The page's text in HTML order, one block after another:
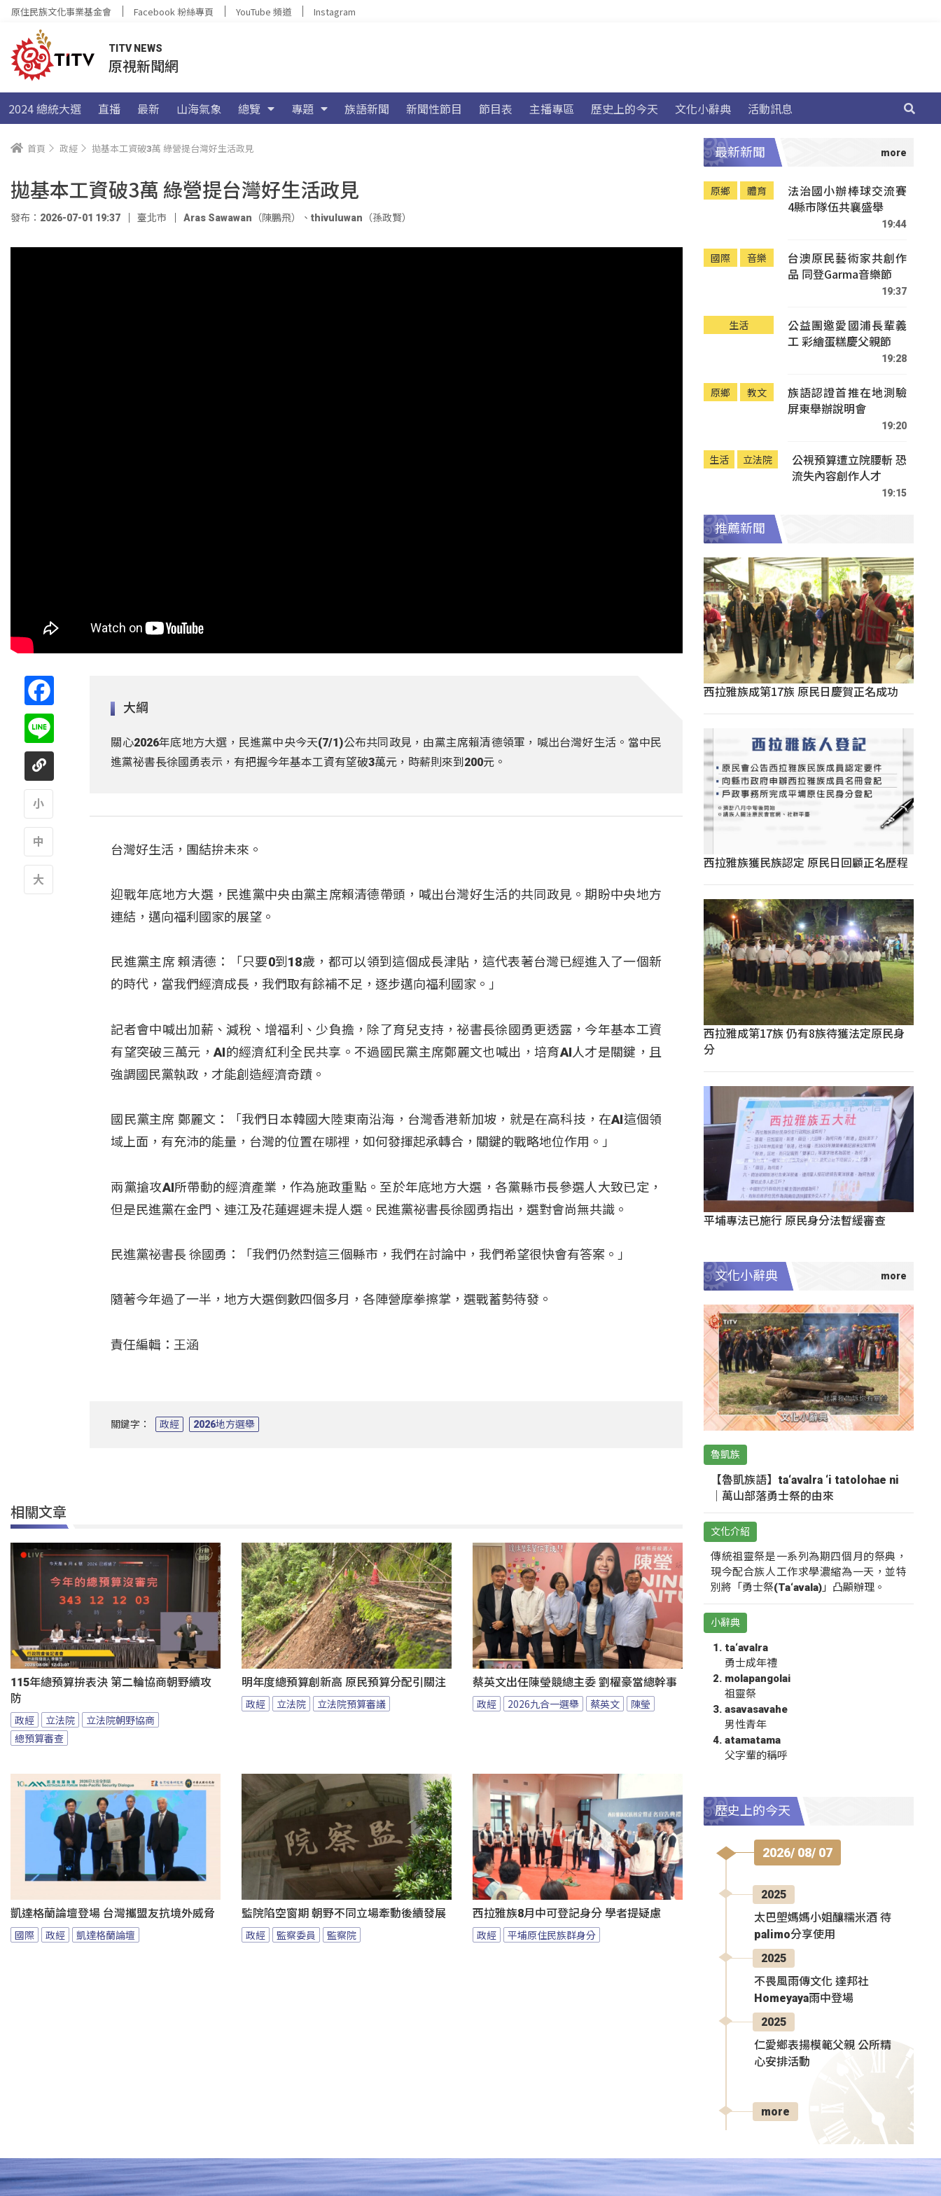
原住民族文化事業基金會 Facebook 粉絲專頁 YouTube 頻道 Instagram
TITV NEWS
原視新聞網
2024 總統大選 直播 最新 山海氣象 總覽 專題 族語新聞 新聞性節目 節目表 主播專區 歷史上的今天 文化小辭典 活動訊息
首頁 政經 拋基本工資破3萬 綠營提台灣好生活政見
拋基本工資破3萬 綠營提台灣好生活政見
發布：2026-07-01 19:37 臺北市 Aras Sawawan（陳鵬飛） 、 thivuluwan（孫政賢）
大綱
關心2026年底地方大選，民進黨中央今天(7/1)公布共同政見，由黨主席賴清德領軍，喊出台灣好生活。當中民
進黨祕書長徐國勇表示，有把握今年基本工資有望破3萬元，時薪則來到200元。
台灣好生活，團結拚未來。
迎戰年底地方大選，民進黨中央由黨主席賴清德帶頭，喊出台灣好生活的共同政見。期盼中央地方
連結，邁向福利國家的展望。
民進黨主席 賴清德：「只要0到18歲，都可以領到這個成長津貼，這代表著台灣已經進入了一個新
的時代，當我們經濟成長，我們取有餘補不足，逐步邁向福利國家。」
記者會中喊出加薪、減稅、增福利、少負擔，除了育兒支持，祕書長徐國勇更透露，今年基本工資
有望突破三萬元，AI的經濟紅利全民共享。不過國民黨主席鄭麗文也喊出，培育AI人才是關鍵，且
強調國民黨執政，才能創造經濟奇蹟。
國民黨主席 鄭麗文：「我們日本韓國大陸東南沿海，台灣香港新加坡，就是在高科技，在AI這個領
域上面，有充沛的能量，台灣的位置在哪裡，如何發揮起承轉合，關鍵的戰略地位作用。」
兩黨搶攻AI所帶動的經濟產業，作為施政重點。至於年底地方大選，各黨縣市長參選人大致已定，
但是民進黨在金門、連江及花蓮遲遲未提人選。民進黨祕書長徐國勇指出，選對會尚無共識。
民進黨祕書長 徐國勇：「我們仍然對這三個縣市，我們在討論中，我們希望很快會有答案。」
隨著今年過了一半，地方大選倒數四個多月，各陣營摩拳擦掌，選戰蓄勢待發。
責任編輯：王涵
關鍵字： 政經 2026地方選舉
相關文章
115年總預算拚表決 第二輪協商朝野續攻
防
政經 立法院
立法院朝野協商
總預算審查
明年度總預算創新高 原民預算分配引關注
政經 立法院 立法院預算審議
蔡英文出任陳瑩競總主委 劉櫂豪當總幹事
政經 2026九合一選舉 蔡英文 陳瑩
凱達格蘭論壇登場 台灣攜盟友抗境外威脅
國際 政經 凱達格蘭論壇
監院陷空窗期 朝野不同立場牽動後續發展
政經 監察委員 監察院
西拉雅族8月中可登記身分 學者提疑慮
政經 平埔原住民族群身分
最新新聞
原鄉 體育
法治國小辦棒球交流賽
4縣市隊伍共襄盛舉
19:44
國際 音樂
台澳原民藝術家共創作
品 同登Garma音樂節
19:37
生活
公益團邀愛國浦長輩義
工 彩繪蛋糕慶父親節
19:28
原鄉 教文
族語認證首推在地測驗
屏東舉辦說明會
19:20
生活 立法院
公視預算遭立院腰斬 恐
流失內容創作人才
19:15
推薦新聞
西拉雅族成第17族 原民日慶賀正名成功
西拉雅族獲民族認定 原民日回顧正名歷程
西拉雅成第17族 仍有8族待獲法定原民身
分
平埔專法已施行 原民身分法暫緩審查
文化小辭典
魯凱族
【魯凱族語】ta‘avalra ‘i tatolohae ni
｜萬山部落勇士祭的由來
文化介紹
傳統祖靈祭是一系列為期四個月的祭典，
現今配合族人工作求學濃縮為一天，並特
別將「勇士祭(Ta‘avala)」凸顯辦理。
小辭典
ta‘avalra
勇士成年禮
molapangolai
祖靈祭
asavasavahe
男性青年
atamatama
父字輩的稱呼
歷史上的今天
2026/ 08/ 07
2025
太巴塱媽媽小姐釀糯米酒 待
palimo分享使用
2025
不畏風雨傳文化 達邦社
Homeyaya雨中登場
2025
仁愛鄉表揚模範父親 公所精
心安排活動
more